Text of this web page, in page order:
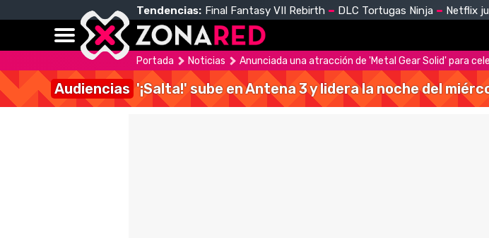
Tendencias: Final Fantasy VII Rebirth DLC Tortugas Ninja Netflix
Portada Noticias Anunciada una atracción de 'Metal Gear Solid' para
Audiencias '¡Salta!' sube en Antena 3 y lidera la noche del